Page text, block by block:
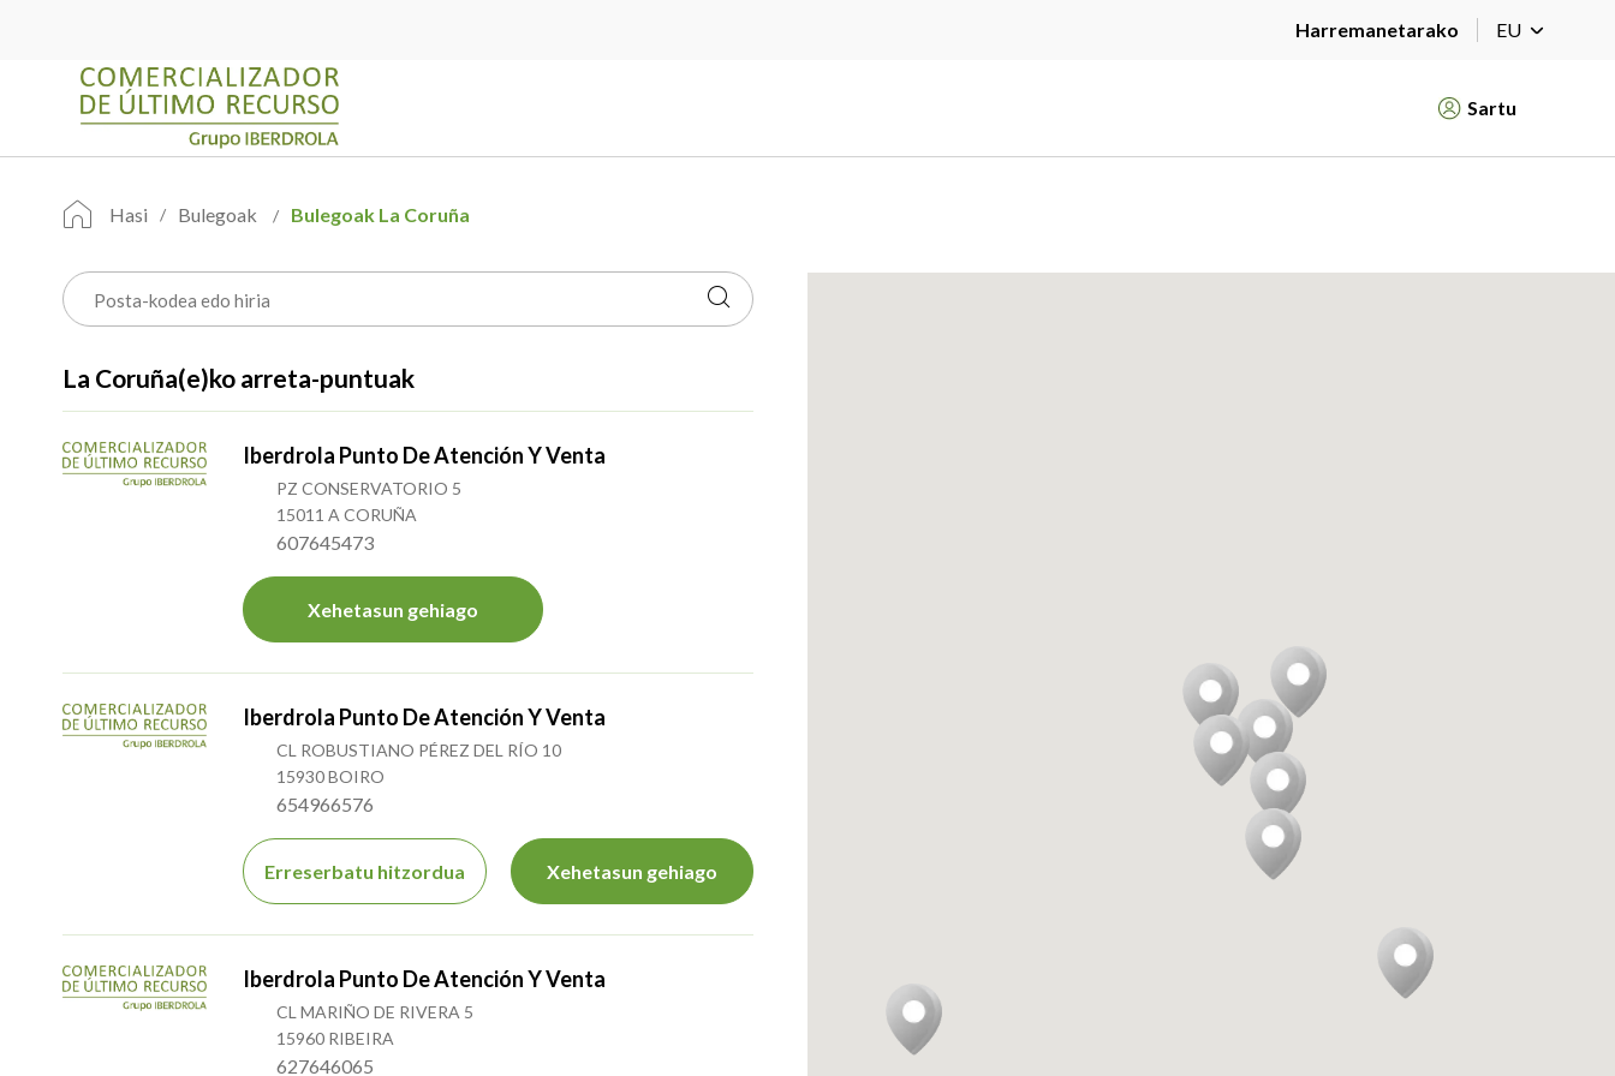
Harremanetarako EU
Sartu
Hasi Bulegoak Bulegoak La Coruña
La Coruña(e)ko arreta-puntuak
Iberdrola Punto De Atención Y Venta
PZ CONSERVATORIO 5
15011 A CORUÑA
607645473
Xehetasun gehiago
Iberdrola Punto De Atención Y Venta
CL ROBUSTIANO PÉREZ DEL RÍO 10
15930 BOIRO
654966576
Erreserbatu hitzordua Xehetasun gehiago
Iberdrola Punto De Atención Y Venta
CL MARIÑO DE RIVERA 5
15960 RIBEIRA
627646065